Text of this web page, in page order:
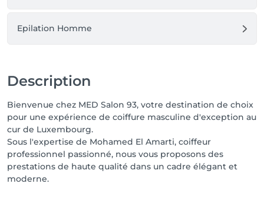
Epilation Homme
Description
Bienvenue chez MED Salon 93, votre destination de choix
pour une expérience de coiffure masculine d'exception au
cur de Luxembourg.
Sous l'expertise de Mohamed El Amarti, coiffeur
professionnel passionné, nous vous proposons des
prestations de haute qualité dans un cadre élégant et
moderne.